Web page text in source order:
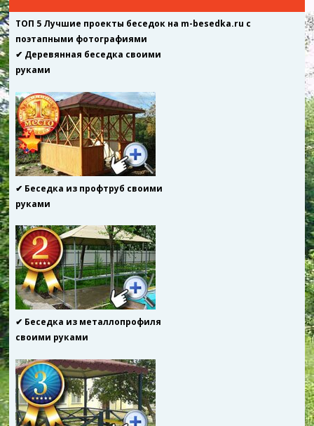
ТОП 5 Лучшие проекты беседок на m-besedka.ru с
поэтапными фотографиями
✔ Деревянная беседка своими
руками
✔ Беседка из профтруб своими
руками
✔ Беседка из металлопрофиля
своими руками